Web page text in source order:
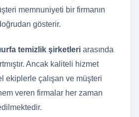
memnuniyeti bir firmanın
gösterir.
temizlik şirketleriarasında
Ancak kaliteli hizmet
ekiplerle çalışan ve müşteri
veren firmalar her zaman